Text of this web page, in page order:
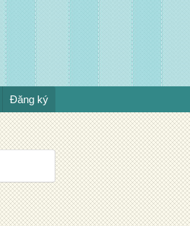
Đăng ký